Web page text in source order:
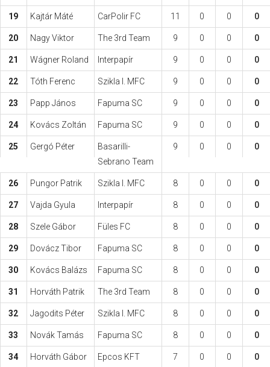
19 Kajtár Máté CarPolir FC 11 0 0 0
20 Nagy Viktor The 3rd Team 9 0 0 0
21 Wágner Roland Interpapír 9 0 0 0
22 Tóth Ferenc Szikla I. MFC 9 0 0 0
23 Papp János Fapuma SC 9 0 0 0
24 Kovács Zoltán Fapuma SC 9 0 0 0
25 Gergó Péter
Basarilli-
Sebrano Team
9 0 0 0
26 Pungor Patrik Szikla I. MFC 8 0 0 0
27 Vajda Gyula Interpapír 8 0 0 0
28 Szele Gábor Füles FC 8 0 0 0
29 Dovácz Tibor Fapuma SC 8 0 0 0
30 Kovács Balázs Fapuma SC 8 0 0 0
31 Horváth Patrik The 3rd Team 8 0 0 0
32 Jagodits Péter Szikla I. MFC 8 0 0 0
33 Novák Tamás Fapuma SC 8 0 0 0
34 Horváth Gábor Epcos KFT 7 0 0 0